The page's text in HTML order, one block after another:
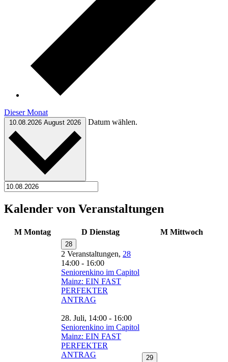
Dieser Monat
10.08.2026 August 2026 Datum wählen.
Kalender von Veranstaltungen
M Montag D Dienstag M Mittwoch
28
2 Veranstaltungen, 28
14:00 - 16:00
Seniorenkino im Capitol
Mainz: EIN FAST
PERFEKTER
ANTRAG
28. Juli, 14:00 - 16:00
Seniorenkino im Capitol
Mainz: EIN FAST
PERFEKTER
ANTRAG
29